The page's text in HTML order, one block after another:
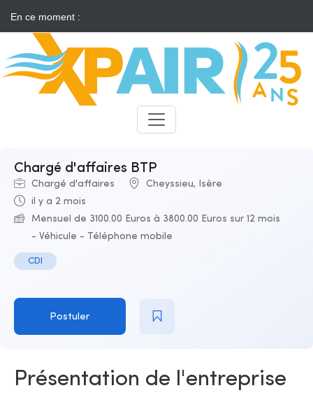
En ce moment :
Solaire : des développeurs s'insurgent contre l'annonce d'appels
d'offres "neutres"
Recruteurs
Chargé d'affaires BTP
Chargé d'affaires
Cheyssieu, Isère
il y a 2 mois
Mensuel de 3100.00 Euros à 3800.00 Euros sur 12 mois
- Véhicule - Téléphone mobile
CDI
Postuler
Présentation de l'entreprise